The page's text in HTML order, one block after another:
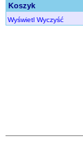
Koszyk
Wyświetl Wyczyść